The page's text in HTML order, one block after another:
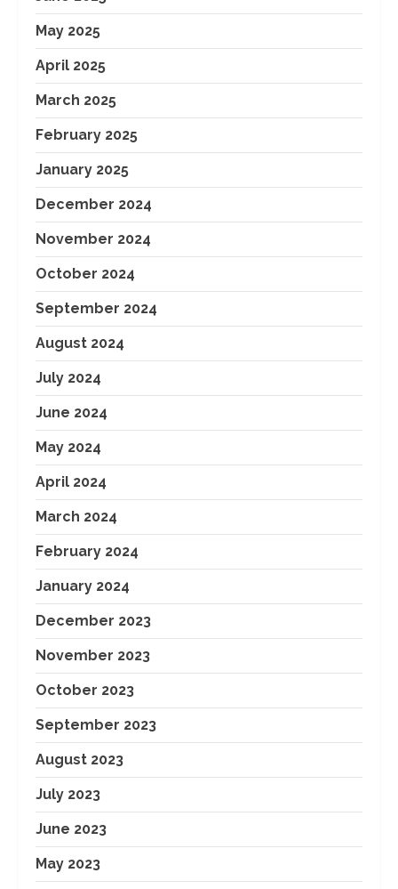
May 2025
April 2025
March 2025
February 2025
January 2025
December 2024
November 2024
October 2024
September 2024
August 2024
July 2024
June 2024
May 2024
April 2024
March 2024
February 2024
January 2024
December 2023
November 2023
October 2023
September 2023
August 2023
July 2023
June 2023
May 2023